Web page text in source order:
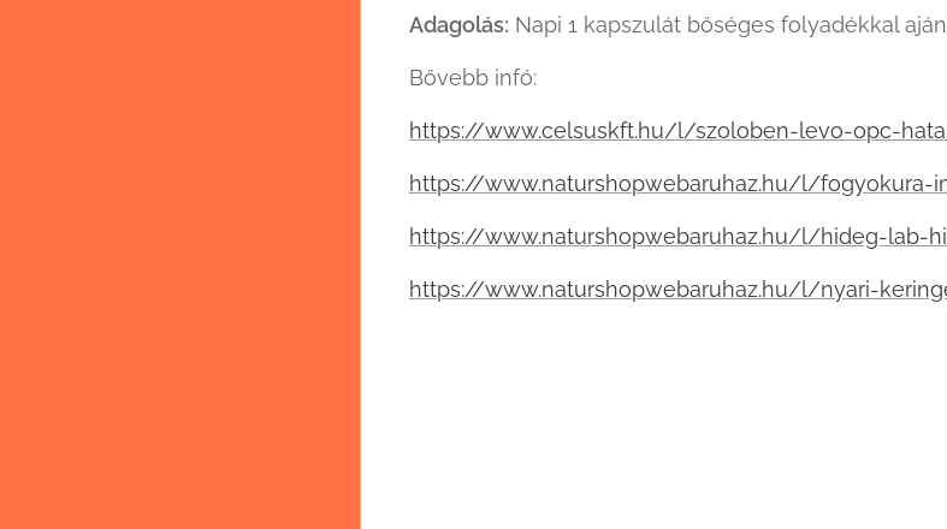
Adagolás: Napi 1 kapszulát bőséges folyadékkal
Bővebb infó:
https://www.celsuskft.hu/l/szoloben-levo-opc-
https://www.naturshopwebaruhaz.hu/l/fogyokura-
https://www.naturshopwebaruhaz.hu/l/hideg-lab-
https://www.naturshopwebaruhaz.hu/l/nyari-